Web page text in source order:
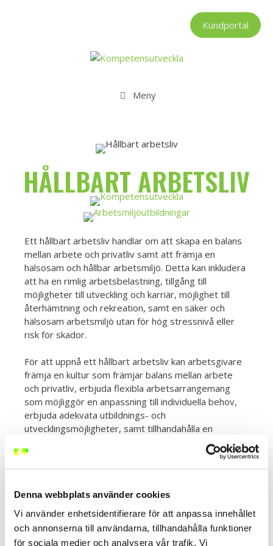
Denna webbplats använder cookies
Vi använder enhetsidentifierare för att anpassa innehållet
och annonserna till användarna, tillhandahålla funktioner
för sociala medier och analysera vår trafik. Vi
Kundportal
Meny
HÅLLBART ARBETSLIV
Ett hållbart arbetsliv handlar om att skapa en balans
mellan arbete och privatliv samt att främja en
hälsosam och hållbar arbetsmiljö. Detta kan inkludera
att ha en rimlig arbetsbelastning, tillgång till
möjligheter till utveckling och karriär, möjlighet till
återhämtning och rekreation, samt en säker och
hälsosam arbetsmiljö utan för hög stressnivå eller
risk för skador.
För att uppnå ett hållbart arbetsliv kan arbetsgivare
främja en kultur som främjar balans mellan arbete
och privatliv, erbjuda flexibla arbetsarrangemang
som möjliggör en anpassning till individuella behov,
erbjuda adekvata utbildnings- och
utvecklingsmöjligheter, samt tillhandahålla en
Det är också viktigt att individer själva tar ansvar för
balanserad livsstil, ta tillräckligt med återhämtning,
och söka stöd från arbetskamrater och chefer vid
behov. Samtidigt behöver också samhället i stort
bidra till att skapa förutsättningar för ett hållbart